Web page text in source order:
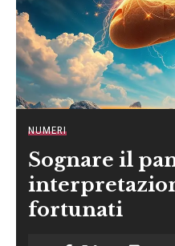
NUMERI
Sognare il
fortunati